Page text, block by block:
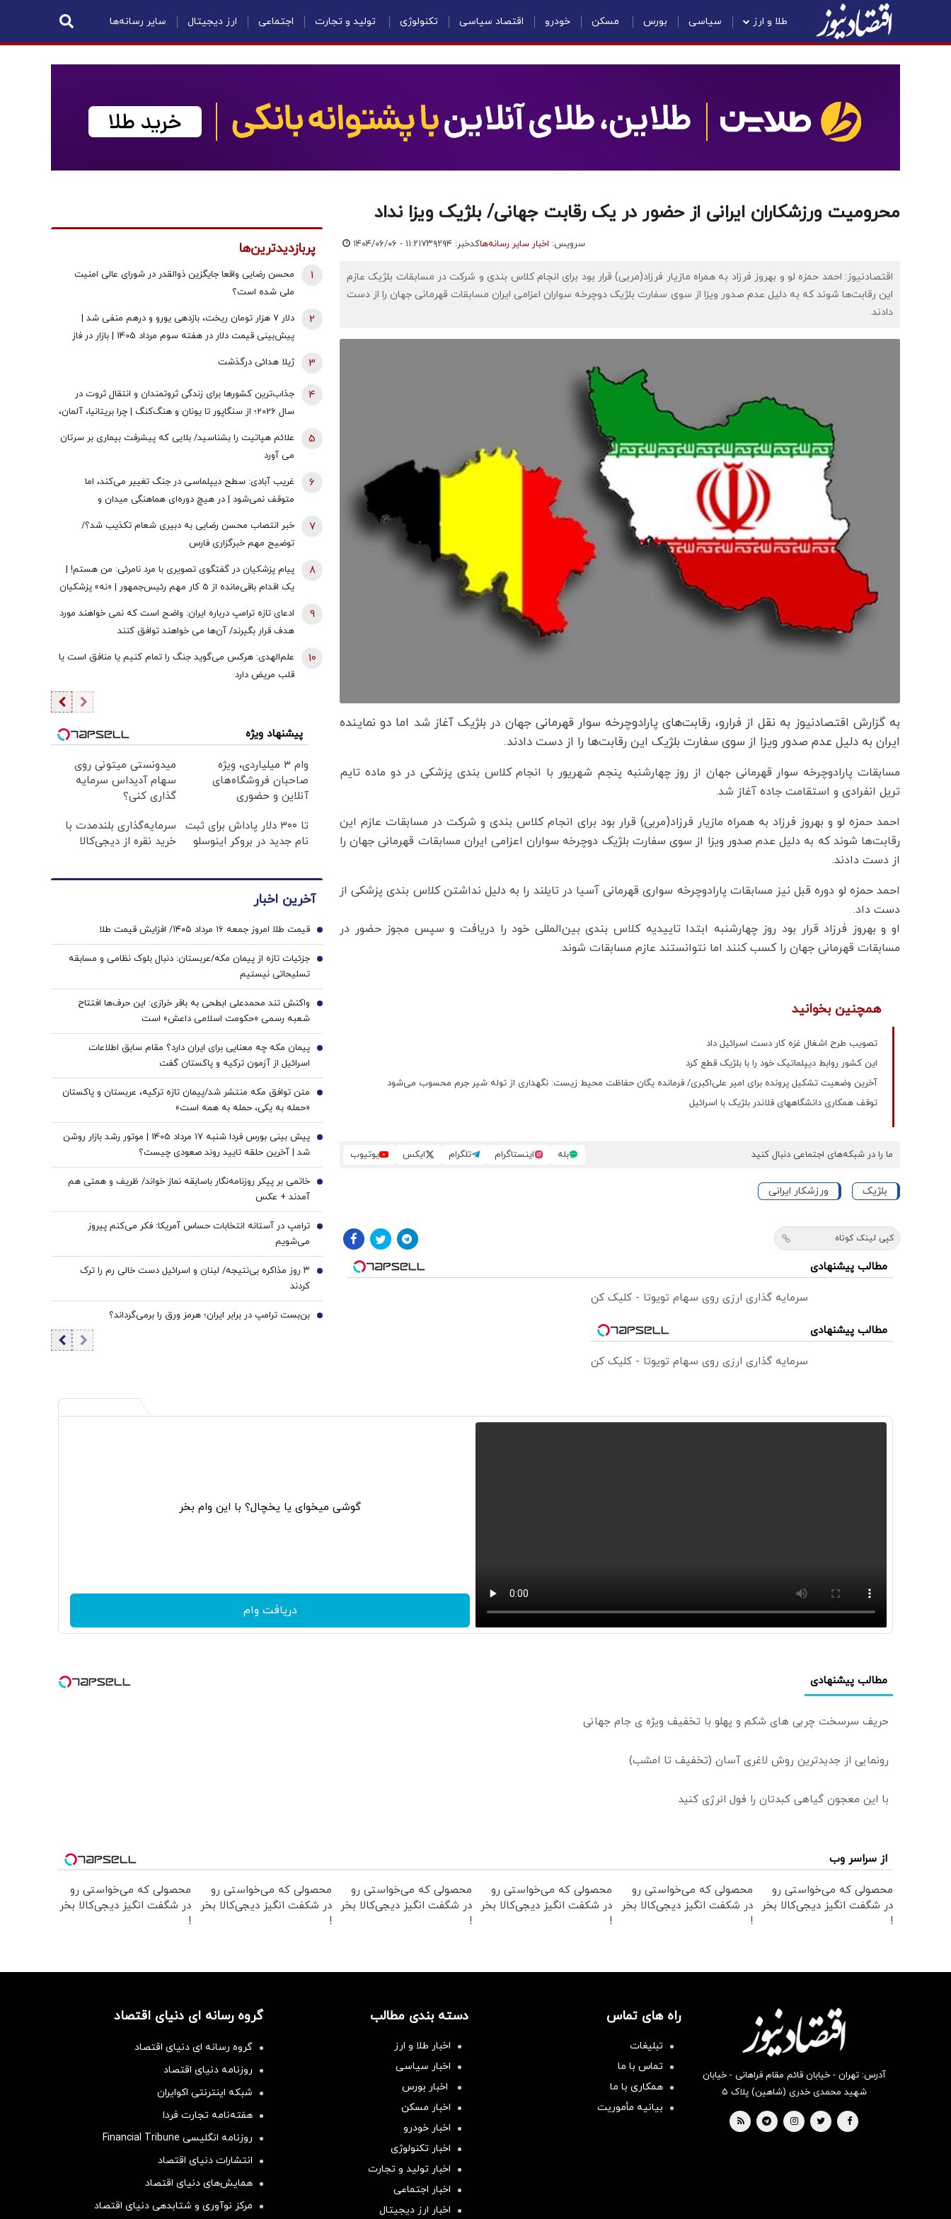
طلا و ارز سیاسی بورس مسکن خودرو اقتصاد سیاسی تکنولوژی تولید و تجارت اجتماعی ارز دیجیتال سایر رسانه‌ها
محرومیت ورزشکاران ایرانی از حضور در یک رقابت جهانی/ بلژیک ویزا نداد
سرویس: اخبار سایر رسانه‌هاکدخبر: ۷۳۹۲۹۴ ۱۴۰۴/۰۶/۰۶ - ۱۱:۲۱
اقتصادنیوز: احمد حمزه لو و بهروز فرزاد به همراه مازیار فرزاد(مربی) قرار بود برای انجام کلاس بندی و شرکت در مسابقات بلژیک عازم
این رقابت‌ها شوند که به دلیل عدم صدور ویزا از سوی سفارت بلژیک دوچرخه سواران اعزامی ایران مسابقات قهرمانی جهان را از دست
دادند.
به گزارش اقتصادنیوز به نقل از فرارو، رقابت‌های پارادوچرخه سوار قهرمانی جهان در بلژیک آغاز شد اما دو نماینده
ایران به دلیل عدم صدور ویزا از سوی سفارت بلژیک این رقابت‌ها را از دست دادند.
مسابقات پارادوچرخه سوار قهرمانی جهان از روز چهارشنبه پنجم شهریور با انجام کلاس بندی پزشکی در دو ماده تایم
تریل انفرادی و استقامت جاده آغاز شد.
احمد حمزه لو و بهروز فرزاد به همراه مازیار فرزاد(مربی) قرار بود برای انجام کلاس بندی و شرکت در مسابقات عازم این
رقابت‌ها شوند که به دلیل عدم صدور ویزا از سوی سفارت بلژیک دوچرخه سواران اعزامی ایران مسابقات قهرمانی جهان را
از دست دادند.
احمد حمزه لو دوره قبل نیز مسابقات پارادوچرخه سواری قهرمانی آسیا در تایلند را به دلیل نداشتن کلاس بندی پزشکی از
دست داد.
او و بهروز فرزاد قرار بود روز چهارشنبه ابتدا تاییدیه کلاس بندی بین‌المللی خود را دریافت و سپس مجوز حضور در
مسابقات قهرمانی جهان را کسب کنند اما نتوانستند عازم مسابقات شوند.
همچنین بخوانید
تصویب طرح اشغال غزه کار دست اسرائیل داد
این کشور روابط دیپلماتیک خود را با بلژیک قطع کرد
آخرین وضعیت تشکیل پرونده برای امیر علی‌اکبری/ فرمانده یگان حفاظت محیط زیست: نگهداری از توله شیر جرم محسوب می‌شود
توقف همکاری دانشگاههای فلاندر بلژیک با اسرائیل
ما را در شبکه‌های اجتماعی دنبال کنید بله اینستاگرام تلگرام ایکس یوتیوب
بلژیک ورزشکار ایرانی
کپی لینک کوتاه
مطالب پیشنهادی
سرمایه گذاری ارزی روی سهام تویوتا - کلیک کن
مطالب پیشنهادی
سرمایه گذاری ارزی روی سهام تویوتا - کلیک کن
پربازدیدترین‌ها
محسن رضایی واقعا جایگزین ذوالقدر در شورای عالی امنیت
ملی شده است؟
1
دلار ۷ هزار تومان ریخت، بازدهی یورو و درهم منفی شد |
پیش‌بینی قیمت دلار در هفته سوم مرداد 1405 | بازار در فاز
2
ژیلا هدائی درگذشت 3
جذاب‌ترین کشورها برای زندگی ثروتمندان و انتقال ثروت در
سال 2026؛ از سنگاپور تا یونان و هنگ‌کنگ | چرا بریتانیا، آلمان،
هستند؟
4
علائم هپاتیت را بشناسید/ بلایی که پیشرفت بیماری بر سرتان
می آورد
5
غریب آبادی: سطح دیپلماسی در جنگ تغییر می‌کند، اما
متوقف نمی‌شود | در هیچ دوره‌ای هماهنگی میدان و
ادبیاتمان در زمان صلح باشد؟
6
خبر انتصاب محسن رضایی به دبیری شعام تکذیب شد؟/
توضیح مهم خبرگزاری فارس
7
پیام پزشکیان در گفتگوی تصویری با مرد نامرئی: من هستم! |
یک اقدام باقی‌مانده از 5 کار مهم رئیس‌جمهور | «نه» پزشکیان
8
ادعای تازه ترامپ درباره ایران: واضح است که نمی خواهند مورد
هدف قرار بگیرند/ آن‌ها می خواهند توافق کنند
9
علم‌الهدی: هرکس می‌گوید جنگ را تمام کنیم یا منافق است یا
قلب مریض دارد
10
پیشنهاد ویژه
وام ۳ میلیاردی، ویژه
صاحبان فروشگاه‌های
آنلاین و حضوری
میدونستی میتونی روی
سهام آدیداس سرمایه
گذاری کنی؟
تا ۳۰۰ دلار پاداش برای ثبت
نام جدید در بروکر اینوسلو
سرمایه‌گذاری بلندمدت با
خرید نقره از دیجی‌کالا
آخرین اخبار
قیمت طلا امروز جمعه ۱۶ مرداد ۱۴۰۵/ افزایش قیمت طلا 1
جزئیات تازه از پیمان مکه/عربستان: دنبال بلوک نظامی و مسابقه
تسلیحاتی نیستیم
2
واکنش تند محمدعلی ابطحی به باقر خرازی: این حرف‌ها افتتاح
شعبه رسمی «حکومت اسلامی داعش» است
3
پیمان مکه چه معنایی برای ایران دارد؟ مقام سابق اطلاعات
اسرائیل از آزمون ترکیه و پاکستان گفت
4
متن توافق مکه منتشر شد/پیمان تازه ترکیه، عربستان و پاکستان
«حمله به یکی، حمله به همه است»
5
پیش بینی بورس فردا شنبه 17 مرداد 1405 | موتور رشد بازار روشن
شد | آخرین حلقه تایید روند صعودی چیست؟
6
خاتمی بر پیکر روزنامه‌نگار باسابقه نماز خواند/ ظریف و همتی هم
آمدند + عکس
7
ترامپ در آستانه انتخابات حساس آمریکا: فکر می‌کنم پیروز
می‌شویم
8
۳ روز مذاکره بی‌نتیجه/ لبنان و اسرائیل دست خالی رم را ترک
کردند
9
بن‌بست ترامپ در برابر ایران؛ هرمز ورق را برمی‌گرداند؟ 10
گوشی میخوای یا یخچال؟ با این وام بخر
دریافت وام
مطالب پیشنهادی
حریف سرسخت چربی های شکم و پهلو با تخفیف ویژه ی جام جهانی
رونمایی از جدیدترین روش لاغری آسان (تخفیف تا امشب)
با این معجون گیاهی کبدتان را فول انرژی کنید
از سراسر وب
محصولی که می‌خواستی رو
در شگفت انگیز دیجی‌کالا بخر
!
محصولی که می‌خواستی رو
در شکفت انگیز دیجی‌کالا بخر
!
محصولی که می‌خواستی رو
در شکفت انگیز دیجی‌کالا بخر
!
محصولی که می‌خواستی رو
در شگفت انگیز دیجی‌کالا بخر
!
محصولی که می‌خواستی رو
در شکفت انگیز دیجی‌کالا بخر
!
محصولی که می‌خواستی رو
در شگفت انگیز دیجی‌کالا بخر
!
آدرس: تهران - خیابان قائم مقام فراهانی - خیابان
شهید محمدی خدری (شاهین) پلاک ۵
راه های تماس
تبلیغات
تماس با ما
همکاری با ما
بیانیه مأموریت
دسته بندی مطالب
اخبار طلا و ارز
اخبار سیاسی
اخبار بورس
اخبار مسکن
اخبار خودرو
اخبار تکنولوژی
اخبار تولید و تجارت
اخبار اجتماعی
اخبار ارز دیجیتال
گروه رسانه ای دنیای اقتصاد
گروه رسانه ای دنیای اقتصاد
روزنامه دنیای اقتصاد
شبکه اینترنتی اکوایران
هفته‌نامه تجارت فردا
روزنامه انگلیسی Financial Tribune
انتشارات دنیای اقتصاد
همایش‌های دنیای اقتصاد
مرکز نوآوری و شتابدهی دنیای اقتصاد